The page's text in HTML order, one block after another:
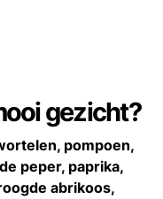
gezicht?
pompoen,
peper, paprika,
abrikoos,